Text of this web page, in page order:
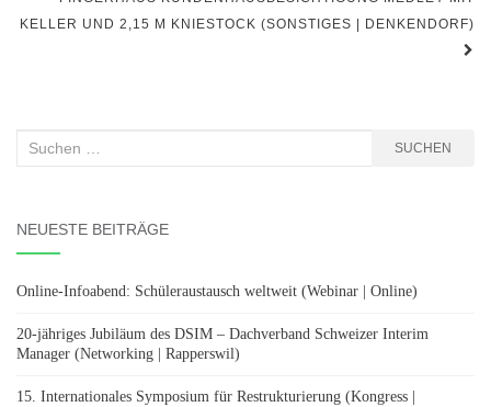
KELLER UND 2,15 M KNIESTOCK (SONSTIGES | DENKENDORF)
Suchen
SUCHEN
NEUESTE BEITRÄGE
Online-Infoabend: Schüleraustausch weltweit (Webinar | Online)
20-jähriges Jubiläum des DSIM – Dachverband Schweizer Interim
Manager (Networking | Rapperswil)
15. Internationales Symposium für Restrukturierung (Kongress |